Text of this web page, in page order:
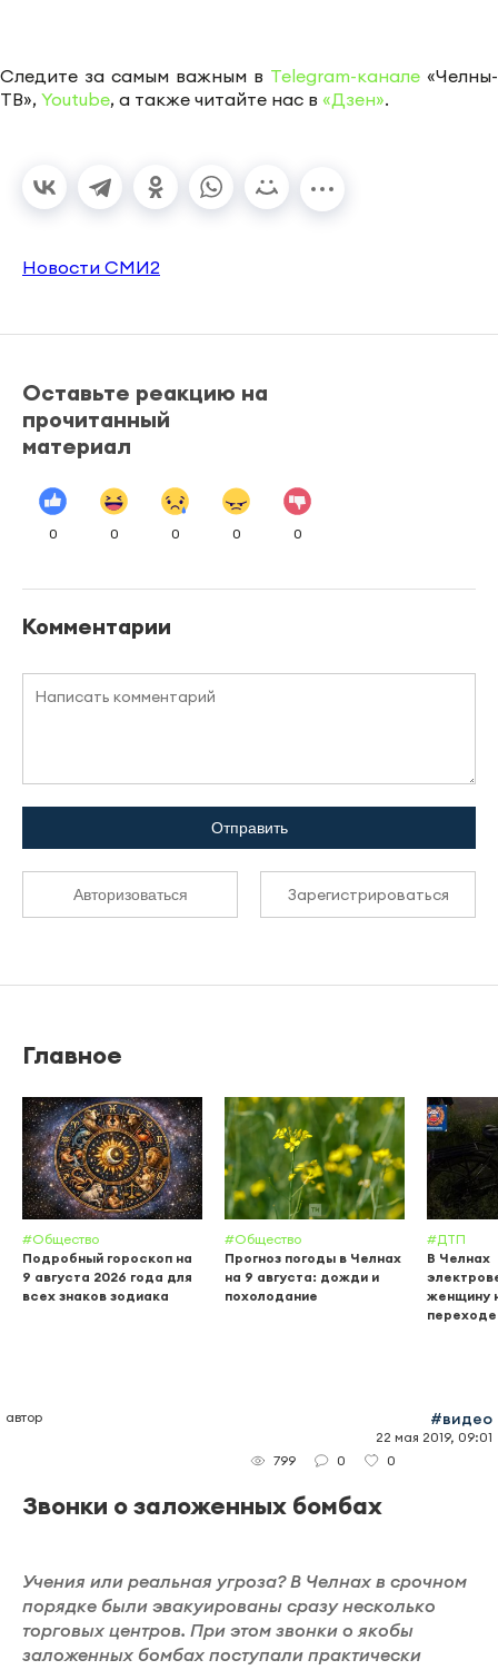
Следите за самым важным в Telegram-канале «Челны-
ТВ», Youtube, а также читайте нас в «Дзен».
Новости СМИ2
Оставьте реакцию на
прочитанный
материал
0 0 0 0 0
Комментарии
Отправить
Авторизоваться Зарегистрироваться
Главное
#Общество
Подробный гороскоп на
9 августа 2026 года для
всех знаков зодиака
#Общество
Прогноз погоды в Челнах
на 9 августа: дожди и
похолодание
#ДТП
В Челнах
женщину
переходе
автор #видео
22 мая 2019, 09:01
799
0 0
Звонки о заложенных бомбах
Учения или реальная угроза? В Челнах в срочном
порядке были эвакуированы сразу несколько
торговых центров. При этом звонки о якобы
заложенных бомбах поступали практически